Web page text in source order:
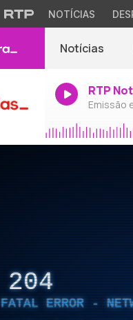
NOTÍCIAS
Notícias
RTP
Emissão
204
ERROR -